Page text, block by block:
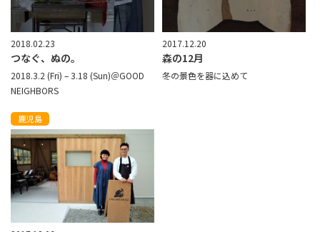
2018.02.23
つなぐ、ぬの。
2018.3.2 (Fri) – 3.18 (Sun)＠GOOD
NEIGHBORS
2017.12.20
森の12月
冬の景色を器に込めて
鹿児島